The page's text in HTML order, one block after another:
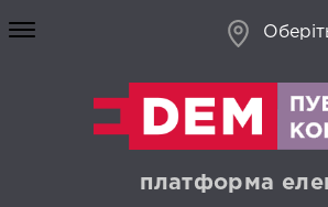
платформа